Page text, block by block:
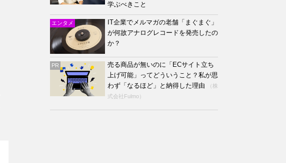
学ぶべきこと
エンタメ
IT企業でメルマガの老舗「まぐまぐ」
が何故アナログレコードを発売したの
か？
PR
売る商品が無いのに「ECサイト立ち
上げ可能」ってどういうこと？私が思
わず「なるほど」と納得した理由
（株
式会社Fulmo）